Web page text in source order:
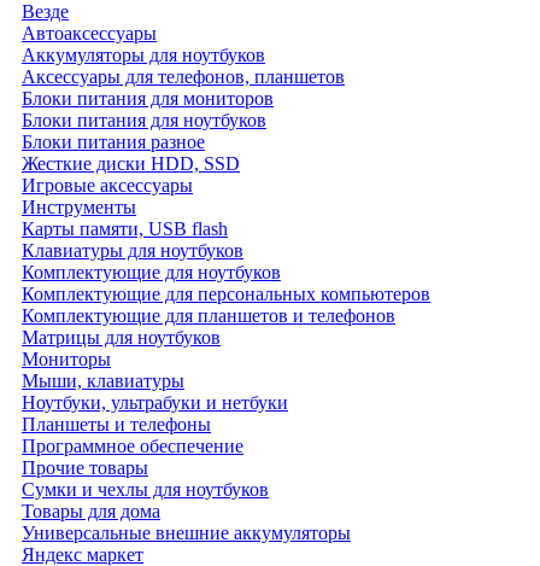
Везде
Автоаксессуары
Аккумуляторы для ноутбуков
Аксессуары для телефонов, планшетов
Блоки питания для мониторов
Блоки питания для ноутбуков
Блоки питания разное
Жесткие диски HDD, SSD
Игровые аксессуары
Инструменты
Карты памяти, USB flash
Клавиатуры для ноутбуков
Комплектующие для ноутбуков
Комплектующие для персональных компьютеров
Комплектующие для планшетов и телефонов
Матрицы для ноутбуков
Мониторы
Мыши, клавиатуры
Ноутбуки, ультрабуки и нетбуки
Планшеты и телефоны
Программное обеспечение
Прочие товары
Сумки и чехлы для ноутбуков
Товары для дома
Универсальные внешние аккумуляторы
Яндекс маркет